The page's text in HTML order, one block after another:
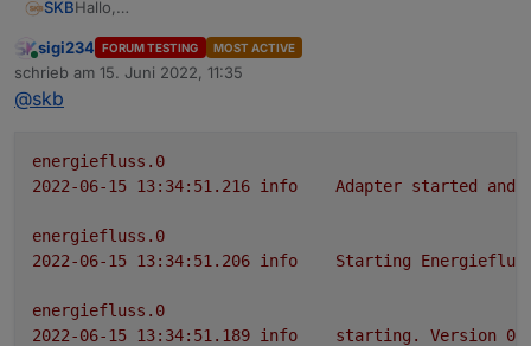
SKBHallo,
Energiefluss darstellen kann.
Möglich sind: Erzeugung, Bezug, Einspeisung,
Hierzu sind im Admin-Interface die Datenpunkte der
jeweiligen Messeinrichtungen anzugeben.
Online
sigi234 FORUM TESTING MOST ACTIVE
schrieb am 15. Juni 2022, 11:35
zuletzt editiert von
@skb
energiefluss.0
info Adapter started and
energiefluss.0
info Starting
energiefluss.0
info starting. Version